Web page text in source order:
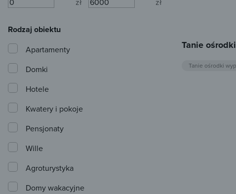
Tanie
Tanie ośrodki
Rodzaj obiektu
Apartamenty
Domki
Hotele
Kwatery i pokoje
Pensjonaty
Wille
Agroturystyka
Domy wakacyjne